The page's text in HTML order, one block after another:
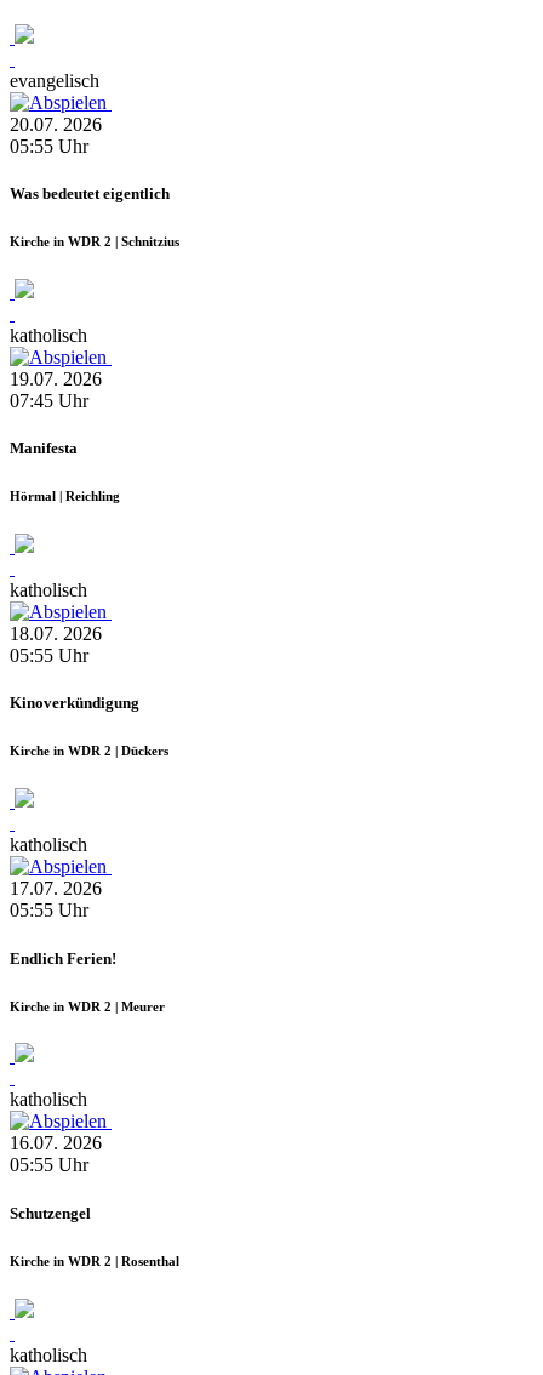
evangelisch
20.07. 2026
05:55 Uhr
Was bedeutet eigentlich
Kirche in WDR 2 | Schnitzius
katholisch
19.07. 2026
07:45 Uhr
Manifesta
Hörmal | Reichling
katholisch
18.07. 2026
05:55 Uhr
Kinoverkündigung
Kirche in WDR 2 | Dückers
katholisch
17.07. 2026
05:55 Uhr
Endlich Ferien!
Kirche in WDR 2 | Meurer
katholisch
16.07. 2026
05:55 Uhr
Schutzengel
Kirche in WDR 2 | Rosenthal
katholisch